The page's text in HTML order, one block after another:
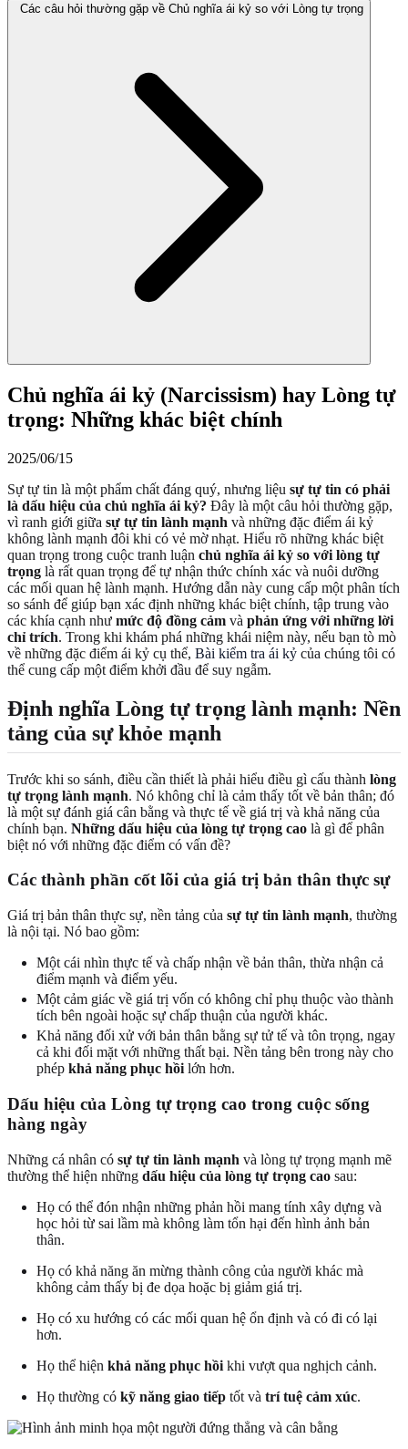
Các câu hỏi thường gặp về Chủ nghĩa ái kỷ so với Lòng tự trọng
Chủ nghĩa ái kỷ (Narcissism) hay Lòng tự
trọng: Những khác biệt chính
2025/06/15
Sự tự tin là một phẩm chất đáng quý, nhưng liệu sự tự tin có phải
là dấu hiệu của chủ nghĩa ái kỷ? Đây là một câu hỏi thường gặp,
vì ranh giới giữa sự tự tin lành mạnh và những đặc điểm ái kỷ
không lành mạnh đôi khi có vẻ mờ nhạt. Hiểu rõ những khác biệt
quan trọng trong cuộc tranh luận chủ nghĩa ái kỷ so với lòng tự
trọng là rất quan trọng để tự nhận thức chính xác và nuôi dưỡng
các mối quan hệ lành mạnh. Hướng dẫn này cung cấp một phân tích
so sánh để giúp bạn xác định những khác biệt chính, tập trung vào
các khía cạnh như mức độ đồng cảm và phản ứng với những lời
chỉ trích. Trong khi khám phá những khái niệm này, nếu bạn tò mò
về những đặc điểm ái kỷ cụ thể, Bài kiểm tra ái kỷ của chúng tôi có
thể cung cấp một điểm khởi đầu để suy ngẫm.
Định nghĩa Lòng tự trọng lành mạnh: Nền
tảng của sự khỏe mạnh
Trước khi so sánh, điều cần thiết là phải hiểu điều gì cấu thành lòng
tự trọng lành mạnh. Nó không chỉ là cảm thấy tốt về bản thân; đó
là một sự đánh giá cân bằng và thực tế về giá trị và khả năng của
chính bạn. Những dấu hiệu của lòng tự trọng cao là gì để phân
biệt nó với những đặc điểm có vấn đề?
Các thành phần cốt lõi của giá trị bản thân thực sự
Giá trị bản thân thực sự, nền tảng của sự tự tin lành mạnh, thường
là nội tại. Nó bao gồm:
Một cái nhìn thực tế và chấp nhận về bản thân, thừa nhận cả
điểm mạnh và điểm yếu.
Một cảm giác về giá trị vốn có không chỉ phụ thuộc vào thành
tích bên ngoài hoặc sự chấp thuận của người khác.
Khả năng đối xử với bản thân bằng sự tử tế và tôn trọng, ngay
cả khi đối mặt với những thất bại. Nền tảng bên trong này cho
phép khả năng phục hồi lớn hơn.
Dấu hiệu của Lòng tự trọng cao trong cuộc sống
hàng ngày
Những cá nhân có sự tự tin lành mạnh và lòng tự trọng mạnh mẽ
thường thể hiện những dấu hiệu của lòng tự trọng cao sau:
Họ có thể đón nhận những phản hồi mang tính xây dựng và
học hỏi từ sai lầm mà không làm tổn hại đến hình ảnh bản
thân.
Họ có khả năng ăn mừng thành công của người khác mà
không cảm thấy bị đe dọa hoặc bị giảm giá trị.
Họ có xu hướng có các mối quan hệ ổn định và có đi có lại
hơn.
Họ thể hiện khả năng phục hồi khi vượt qua nghịch cảnh.
Họ thường có kỹ năng giao tiếp tốt và trí tuệ cảm xúc.